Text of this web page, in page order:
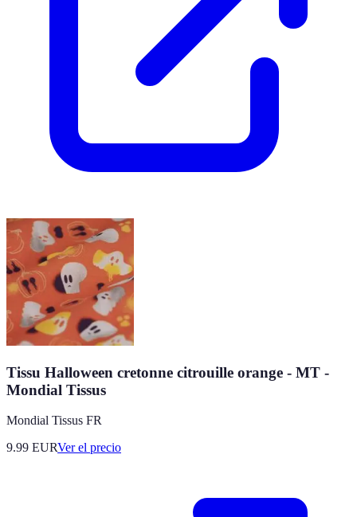
Tissu Halloween cretonne citrouille orange - MT -
Mondial Tissus
Mondial Tissus FR
9.99 EURVer el precio